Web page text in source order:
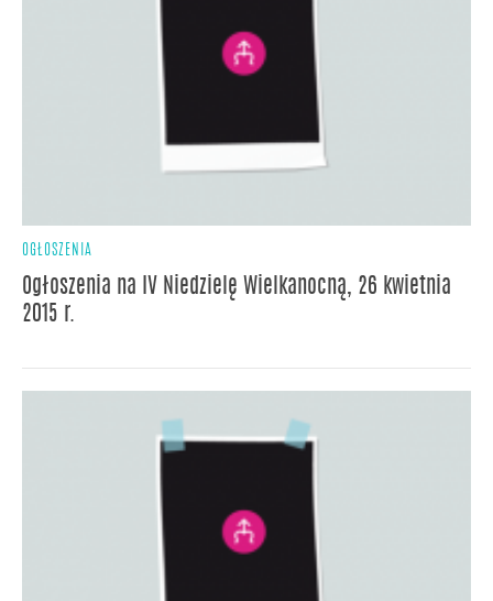
OGŁOSZENIA
Ogłoszenia na IV Niedzielę Wielkanocną, 26 kwietnia
2015 r.